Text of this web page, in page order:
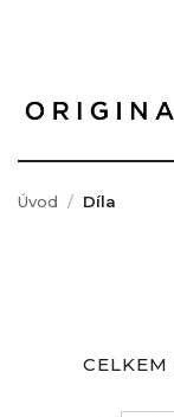
Úvod Díla
CELKEM